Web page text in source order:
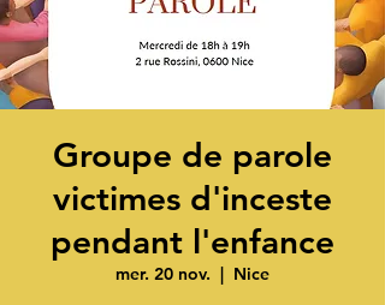
Groupe de parole
victimes d'inceste
pendant l'enfance
mer. 20 nov.
  |
Nice